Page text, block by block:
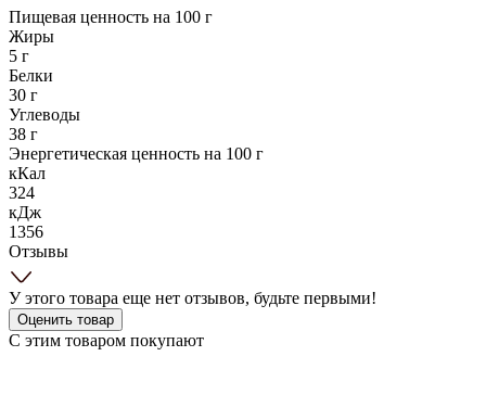
Пищевая ценность на 100 г
Жиры
5 г
Белки
30 г
Углеводы
38 г
Энергетическая ценность на 100 г
кКал
324
кДж
1356
Отзывы
У этого товара еще нет отзывов, будьте первыми!
Оценить товар
С этим товаром покупают